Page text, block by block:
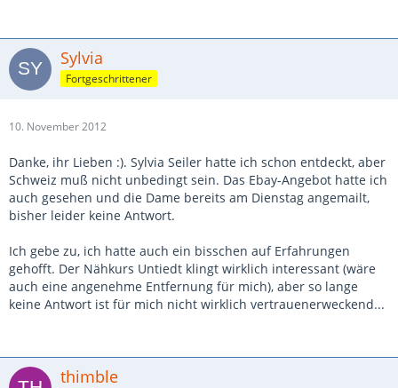
Sylvia
Fortgeschrittener
10. November 2012
Danke, ihr Lieben :). Sylvia Seiler hatte ich schon entdeckt, aber
Schweiz muß nicht unbedingt sein. Das Ebay-Angebot hatte ich
auch gesehen und die Dame bereits am Dienstag angemailt,
bisher leider keine Antwort.
Ich gebe zu, ich hatte auch ein bisschen auf Erfahrungen
gehofft. Der Nähkurs Untiedt klingt wirklich interessant (wäre
auch eine angenehme Entfernung für mich), aber so lange
keine Antwort ist für mich nicht wirklich vertrauenerweckend...
thimble